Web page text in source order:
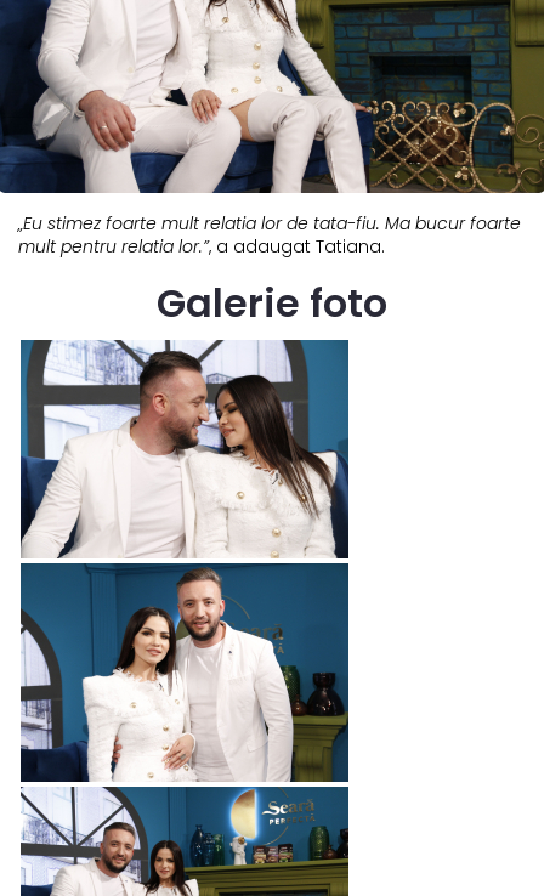
„Eu stimez foarte mult relatia lor de tata-fiu. Ma bucur foarte
mult pentru relatia lor.”, a adaugat Tatiana.
Galerie foto